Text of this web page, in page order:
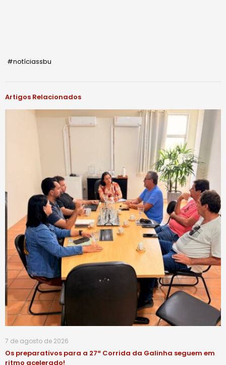
#notíciassbu
Artigos Relacionados
7 de agosto de 2026
Os preparativos para a 27ª Corrida da Galinha seguem em
ritmo acelerado!